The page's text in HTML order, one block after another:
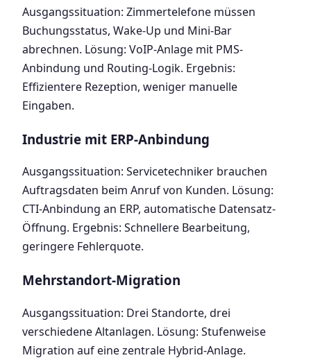
Ausgangssituation: Zimmertelefone müssen
Buchungsstatus, Wake-Up und Mini-Bar
abrechnen. Lösung: VoIP-Anlage mit PMS-
Anbindung und Routing-Logik. Ergebnis:
Effizientere Rezeption, weniger manuelle
Eingaben.
Industrie mit ERP-Anbindung
Ausgangssituation: Servicetechniker brauchen
Auftragsdaten beim Anruf von Kunden. Lösung:
CTI-Anbindung an ERP, automatische Datensatz-
Öffnung. Ergebnis: Schnellere Bearbeitung,
geringere Fehlerquote.
Mehrstandort-Migration
Ausgangssituation: Drei Standorte, drei
verschiedene Altanlagen. Lösung: Stufenweise
Migration auf eine zentrale Hybrid-Anlage.